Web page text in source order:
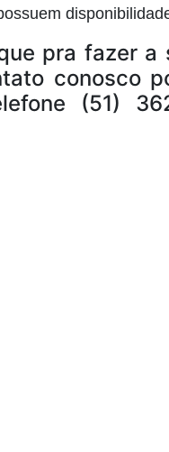
fazer a
conosco
(51)